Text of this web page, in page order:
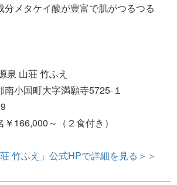
分メタケイ酸が豊富で肌がつるつる
泉 山荘 竹ふえ
小国町大字満願寺5725-１
166,000～（２食付き）
竹ふえ」公式HPで詳細を見る＞＞